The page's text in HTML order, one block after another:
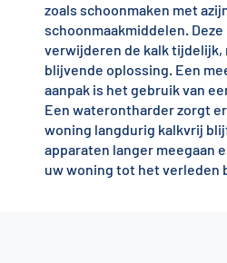
zoals schoonmaken met
schoonmaakmiddelen.
verwijderen de kalk tijdelijk,
blijvende oplossing. Een
aanpak is het gebruik van
Een waterontharder zorgt
woning langdurig kalkvrij
apparaten langer meegaan
uw woning tot het verleden